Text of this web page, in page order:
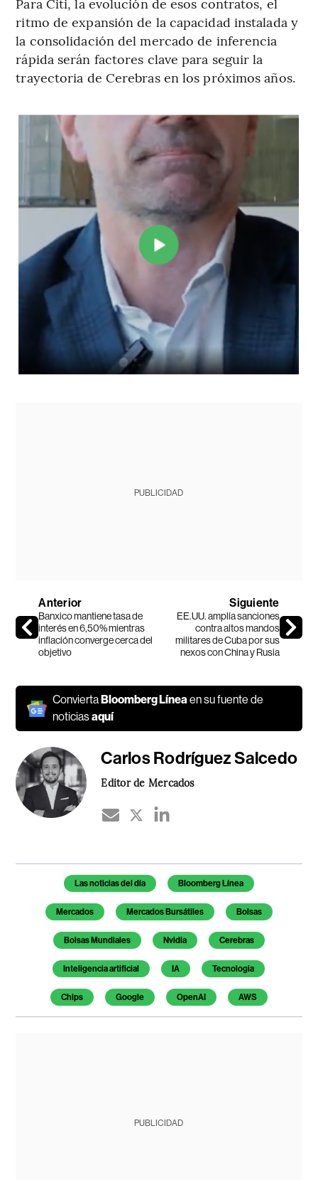
ritmo de expansión de la capacidad instalada y
la consolidación del mercado de inferencia
rápida serán factores clave para seguir la
trayectoria de Cerebras en los próximos años.
PUBLICIDAD
Anterior
Banxico mantiene tasa de
interés en 6,50% mientras
inflación converge cerca del
objetivo
Siguiente
EE.UU. amplía sanciones
contra altos mandos
militares de Cuba por sus
nexos con China y Rusia
Convierta Bloomberg Líneaen su fuente de
noticiasaquí
Carlos Rodríguez Salcedo
Editor de Mercados
Temas de este artículo
Las noticias del día Bloomberg Línea
Mercados Mercados Bursátiles Bolsas
Bolsas Mundiales Nvidia Cerebras
Inteligencia artificial IA Tecnologia
Chips Google OpenAI AWS
PUBLICIDAD